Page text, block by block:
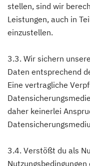
stellen, sind wir
Leistungen, auch in
einzustellen.
3.3. Wir sichern
Daten entsprechend
Eine vertragliche
daher keinerlei
3.4. Verstößt du als